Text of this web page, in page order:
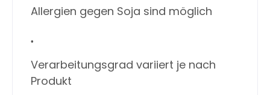
Allergien gegen Soja sind möglich
Verarbeitungsgrad variiert je nach
Produkt